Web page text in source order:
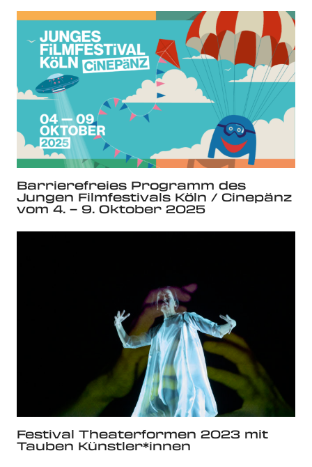
Barrierefreies Programm des
Jungen Filmfestivals Köln / Cinepänz
vom 4. – 9. Oktober 2025
Festival Theaterformen 2023 mit
Tauben Künstler*innen